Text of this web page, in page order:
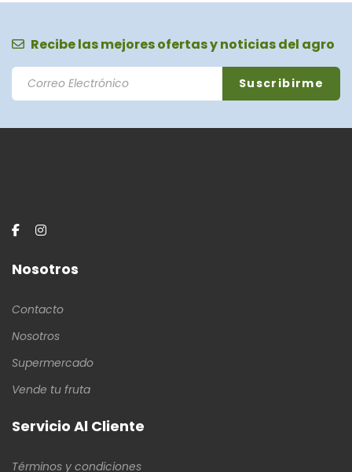
Recibe las mejores ofertas y noticias del agro
Nosotros
Contacto
Nosotros
Supermercado
Vende tu fruta
Servicio Al Cliente
Términos y condiciones